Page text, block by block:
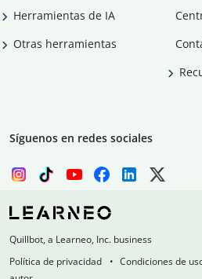
Herramientas de IA
Otras herramientas
Síguenos en redes sociales
Quillbot, a Learneo, Inc. business
Política de privacidad
Condiciones de